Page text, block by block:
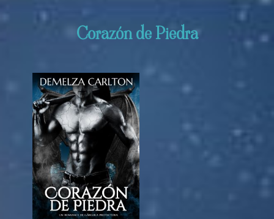
Corazón de Piedra